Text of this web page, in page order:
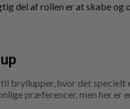
del af rollen er at skabe og
bryllupper, hvor det
præferencer, men her er